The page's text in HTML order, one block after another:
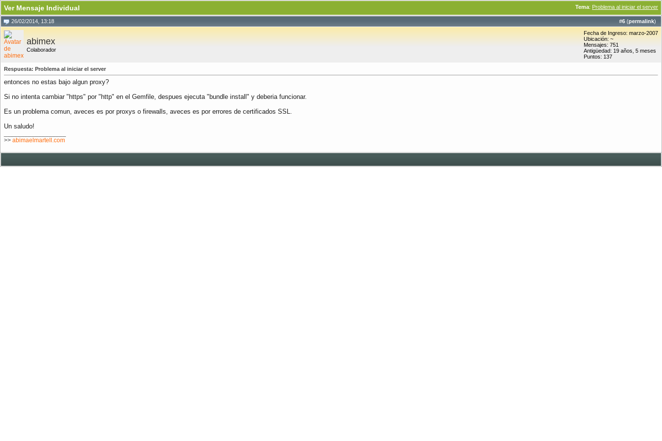
Tema: Problema al iniciar el server
Ver Mensaje Individual
#6 (permalink)
26/02/2014, 13:18
abimex
Colaborador
Fecha de Ingreso: marzo-2007
Ubicación: ~
Mensajes: 751
Antigüedad: 19 años, 5 meses
Puntos: 137
Respuesta: Problema al iniciar el server
entonces no estas bajo algun proxy?
Si no intenta cambiar "https" por "http" en el Gemfile, despues ejecuta "bundle install" y deberia funcionar.
Es un problema comun, aveces es por proxys o firewalls, aveces es por errores de certificados SSL.
Un saludo!
>> abimaelmartell.com